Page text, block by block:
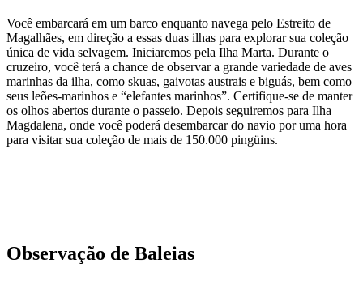
Você embarcará em um barco enquanto navega pelo Estreito de
Magalhães, em direção a essas duas ilhas para explorar sua coleção
única de vida selvagem. Iniciaremos pela Ilha Marta. Durante o
cruzeiro, você terá a chance de observar a grande variedade de aves
marinhas da ilha, como skuas, gaivotas austrais e biguás, bem como
seus leões-marinhos e “elefantes marinhos”. Certifique-se de manter
os olhos abertos durante o passeio. Depois seguiremos para Ilha
Magdalena, onde você poderá desembarcar do navio por uma hora
para visitar sua coleção de mais de 150.000 pingüins.
Observação de Baleias